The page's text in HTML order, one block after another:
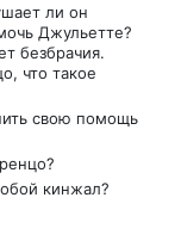
ли он
Джульетте?
безбрачия.
что такое
свою помощь
кинжал?